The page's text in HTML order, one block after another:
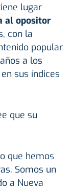
lugar
al opositor
con la
popular
a los
sus índices
que su
que hemos
Somos un
a Nueva